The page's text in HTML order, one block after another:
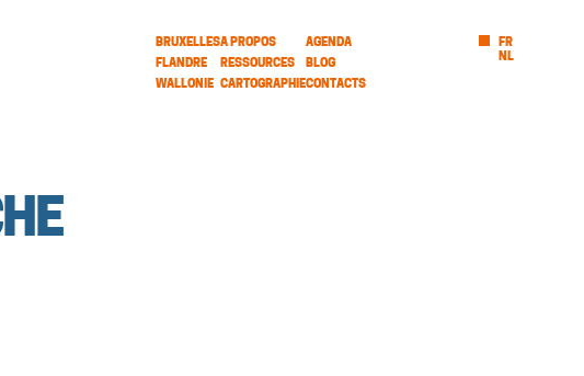
BRUXELLES
FLANDRE
WALLONIE
A PROPOS
RESSOURCES
CARTOGRAPHIE
AGENDA
BLOG
CONTACTS
FR
NL